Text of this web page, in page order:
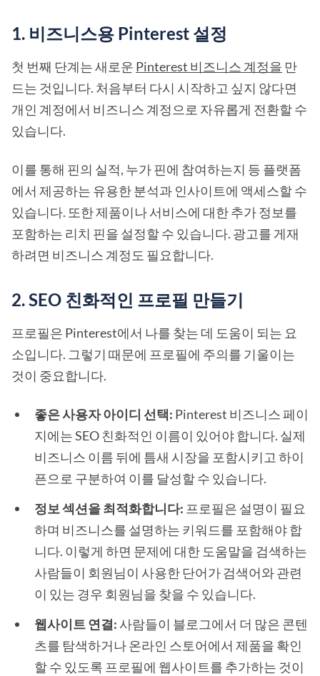
1. 비즈니스용 Pinterest 설정
첫 번째 단계는 새로운 Pinterest 비즈니스 계정을 만
드는 것입니다. 처음부터 다시 시작하고 싶지 않다면
개인 계정에서 비즈니스 계정으로 자유롭게 전환할 수
있습니다.
이를 통해 핀의 실적, 누가 핀에 참여하는지 등 플랫폼
에서 제공하는 유용한 분석과 인사이트에 액세스할 수
있습니다. 또한 제품이나 서비스에 대한 추가 정보를
포함하는 리치 핀을 설정할 수 있습니다. 광고를 게재
하려면 비즈니스 계정도 필요합니다.
2. SEO 친화적인 프로필 만들기
프로필은 Pinterest에서 나를 찾는 데 도움이 되는 요
소입니다. 그렇기 때문에 프로필에 주의를 기울이는
것이 중요합니다.
좋은 사용자 아이디 선택: Pinterest 비즈니스 페이
지에는 SEO 친화적인 이름이 있어야 합니다. 실제
비즈니스 이름 뒤에 틈새 시장을 포함시키고 하이
픈으로 구분하여 이를 달성할 수 있습니다.
정보 섹션을 최적화합니다: 프로필은 설명이 필요
하며 비즈니스를 설명하는 키워드를 포함해야 합
니다. 이렇게 하면 문제에 대한 도움말을 검색하는
사람들이 회원님이 사용한 단어가 검색어와 관련
이 있는 경우 회원님을 찾을 수 있습니다.
웹사이트 연결: 사람들이 블로그에서 더 많은 콘텐
츠를 탐색하거나 온라인 스토어에서 제품을 확인
할 수 있도록 프로필에 웹사이트를 추가하는 것이